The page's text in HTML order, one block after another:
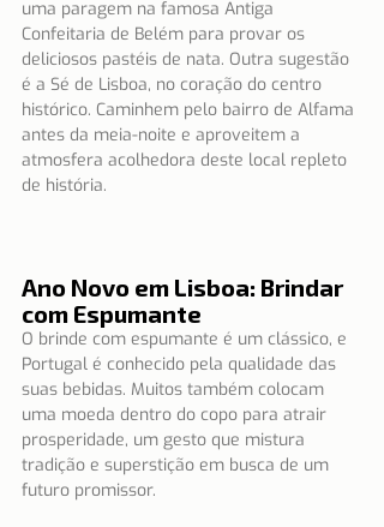
uma paragem na famosa Antiga
Confeitaria de Belém para provar os
deliciosos pastéis de nata. Outra sugestão
é a Sé de Lisboa, no coração do centro
histórico. Caminhem pelo bairro de Alfama
antes da meia-noite e aproveitem a
atmosfera acolhedora deste local repleto
de história.
Ano Novo em Lisboa: Brindar
com Espumante
O brinde com espumante é um clássico, e
Portugal é conhecido pela qualidade das
suas bebidas. Muitos também colocam
uma moeda dentro do copo para atrair
prosperidade, um gesto que mistura
tradição e superstição em busca de um
futuro promissor.